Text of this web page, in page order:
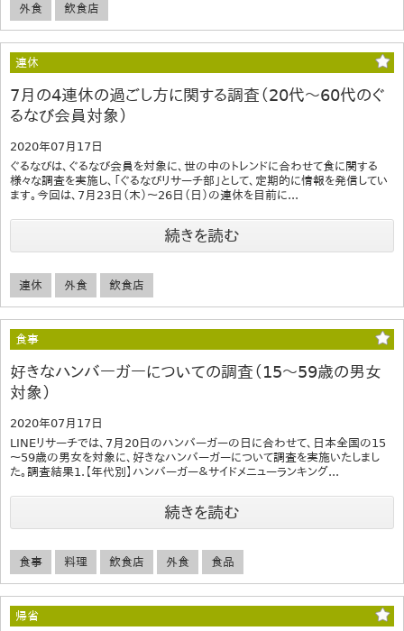
外食 飲食店
連休
7月の4連休の過ごし方に関する調査（20代～60代のぐ
るなび会員対象）
2020年07月17日
ぐるなびは、ぐるなび会員を対象に、世の中のトレンドに合わせて食に関する
様々な調査を実施し、「ぐるなびリサーチ部」として、定期的に情報を発信してい
ます。今回は、7月23日（木）～26日（日）の連休を目前に...
続きを読む
連休 外食 飲食店
食事
好きなハンバーガーについての調査（15～59歳の男女
対象）
2020年07月17日
LINEリサーチでは、7月20日のハンバーガーの日に合わせて、日本全国の15
～59歳の男女を対象に、好きなハンバーガーについて調査を実施いたしまし
た。調査結果1.【年代別】ハンバーガー＆サイドメニューランキング...
続きを読む
食事 料理 飲食店 外食 食品
帰省